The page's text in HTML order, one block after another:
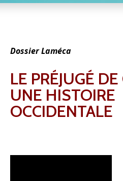
Dossier Laméca
LE PRÉJUGÉ
UNE HISTOIRE
OCCIDENTALE